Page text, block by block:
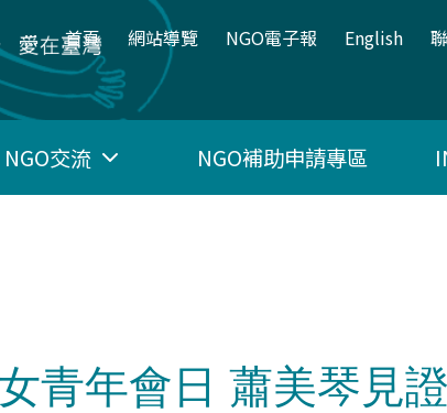
::: 首頁 網站導覽 NGO電子報 English
NGO交流 NGO補助申請專區
青年會日 蕭美琴見